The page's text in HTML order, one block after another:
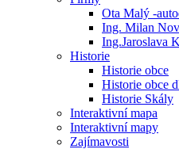
Ota Malý -
Ing. Milan
Ing.Jaroslava
Historie
Historie obce
Historie obce
Historie Skály
Interaktivní mapa
Interaktivní mapy
Zajímavosti